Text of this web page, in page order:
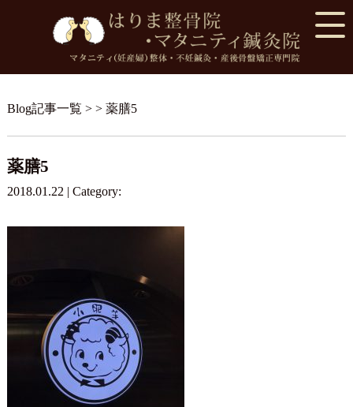
Blog記事一覧 > > 薬膳5
薬膳5
2018.01.22 | Category: